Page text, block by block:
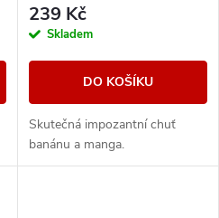
239 Kč
Skladem
DO KOŠÍKU
Skutečná impozantní chuť
banánu a manga.